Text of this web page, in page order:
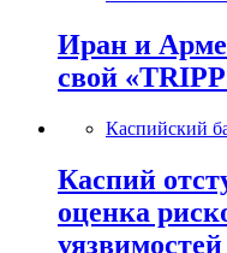
Иран и
свой
Каспийский
Каспий
оценка